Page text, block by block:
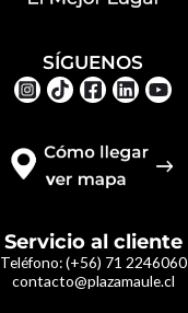
Servicio al cliente
Teléfono:(+56) 71 2246060
contacto@plazamaule.cl
SÍGUENOS